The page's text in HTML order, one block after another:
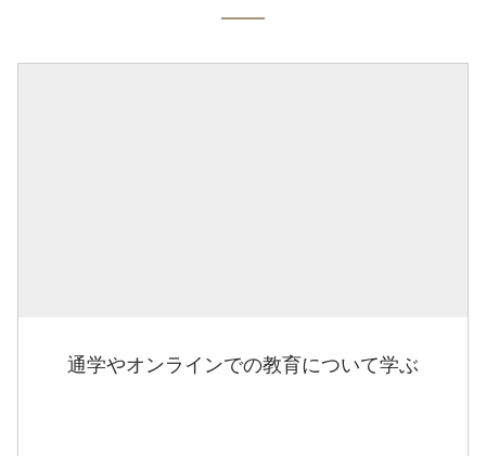
通学やオンラインでの教育について学ぶ